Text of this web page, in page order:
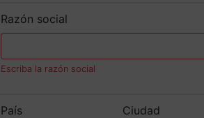
Razón social
Escriba la razón social
País Ciudad